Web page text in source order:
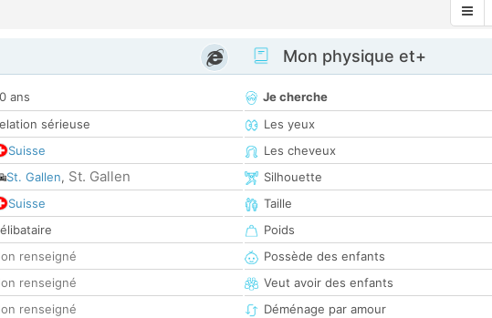
ans
sérieuse
Suisse
St. Gallen, St. Gallen
Suisse
renseigné
renseigné
renseigné
Mon physique et+
Je cherche
Les yeux
Les cheveux
Silhouette
Taille
Poids
Possède des enfants
Veut avoir des enfants
Déménage par amour